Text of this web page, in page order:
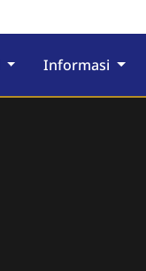
Informasi